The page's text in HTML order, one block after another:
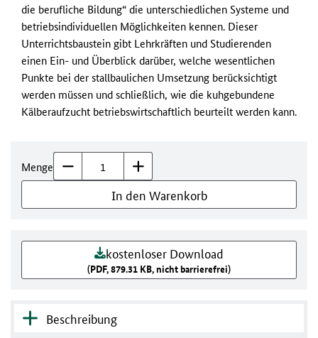
die berufliche Bildung“ die unterschiedlichen Systeme und
betriebsindividuellen Möglichkeiten kennen. Dieser
Unterrichtsbaustein gibt Lehrkräften und Studierenden
einen Ein- und Überblick darüber, welche wesentlichen
Punkte bei der stallbaulichen Umsetzung berücksichtigt
werden müssen und schließlich, wie die kuhgebundene
Kälberaufzucht betriebswirtschaftlich beurteilt werden kann.
Menge
In den Warenkorb
kostenloser Download
(PDF, 879.31 KB, nicht barrierefrei)
Beschreibung